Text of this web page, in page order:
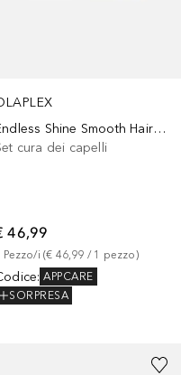
Endless Shine Smooth Hair Set
cura dei capelli
46,99
Pezzo/i (€ 46,99 / 1 pezzo)
: APPCARE
SORPRESA